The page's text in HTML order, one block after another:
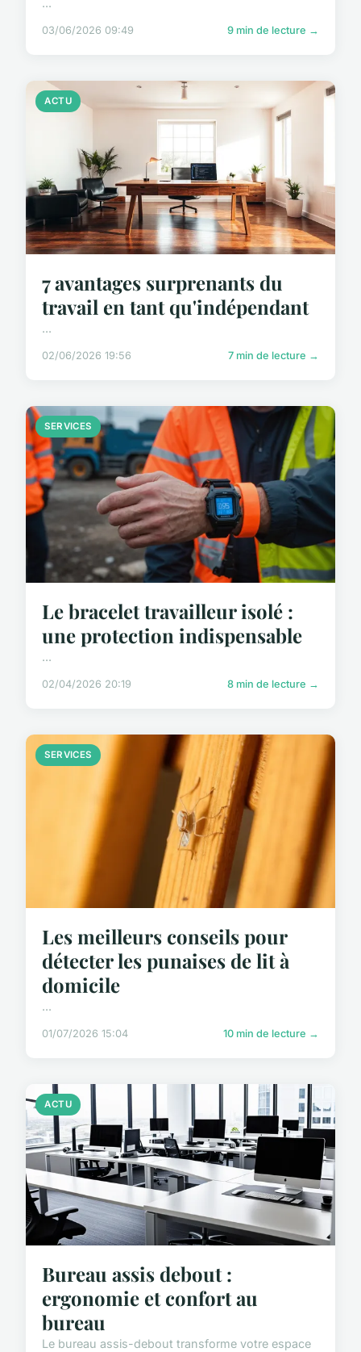
03/06/2026 09:49 9 min de lecture →
ACTU
7 avantages surprenants du
travail en tant qu'indépendant
...
02/06/2026 19:56 7 min de lecture →
SERVICES
Le bracelet travailleur isolé :
une protection indispensable
...
02/04/2026 20:19 8 min de lecture →
SERVICES
Les meilleurs conseils pour
détecter les punaises de lit à
domicile
...
01/07/2026 15:04 10 min de lecture →
ACTU
Bureau assis debout :
ergonomie et confort au
bureau
Le bureau assis-debout transforme votre espace